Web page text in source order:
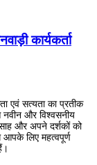
कार्यकर्ता
एवं सत्यता का प्रतीक
और विश्वसनीय
और अपने दर्शकों को
आपके लिए महत्वपूर्ण